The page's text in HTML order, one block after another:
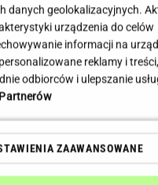
LETNIE OKAZJE
danych geolokalizacyjnych.
urządzenia do celów
informacji na
reklamy i
odbiorców i ulepszanie
ZAAWANSOWANE